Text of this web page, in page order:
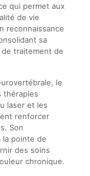
qui permet aux
de vie
reconnaissance
sa
traitement de
le
thérapies
laser et les
renforcer
Son
la pointe de
des soins
chronique.